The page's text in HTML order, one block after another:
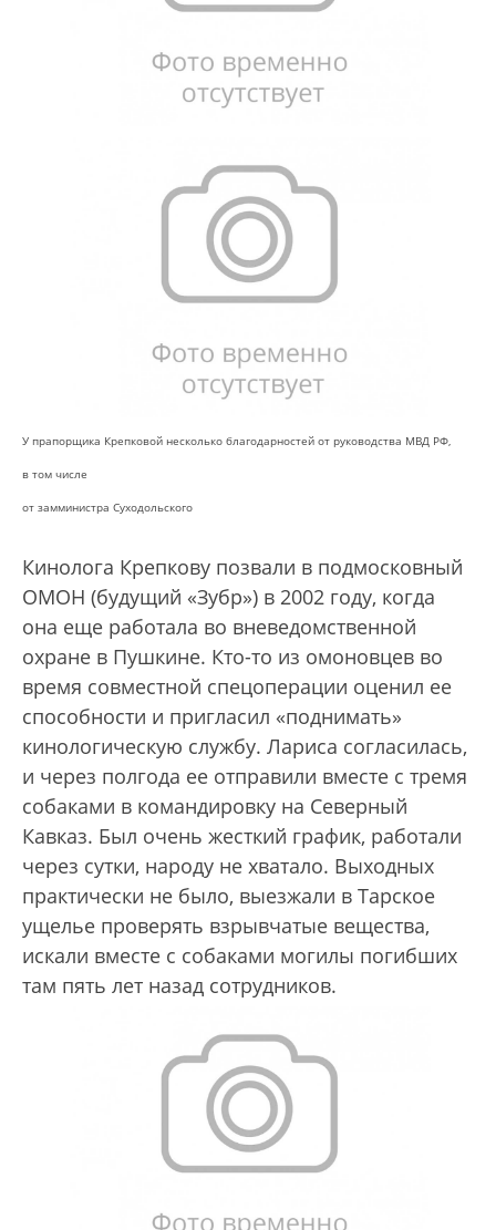
У прапорщика Крепковой несколько благодарностей от руководства МВД РФ,
в том числе
от замминистра Суходольского
Кинолога Крепкову позвали в подмосковный
ОМОН (будущий «Зубр») в 2002 году, когда
она еще работала во вневедомственной
охране в Пушкине. Кто-то из омоновцев во
время совместной спецоперации оценил ее
способности и пригласил «поднимать»
кинологическую службу. Лариса согласилась,
и через полгода ее отправили вместе с тремя
собаками в командировку на Северный
Кавказ. Был очень жесткий график, работали
через сутки, народу не хватало. Выходных
практически не было, выезжали в Тарское
ущелье проверять взрывчатые вещества,
искали вместе с собаками могилы погибших
там пять лет назад сотрудников.